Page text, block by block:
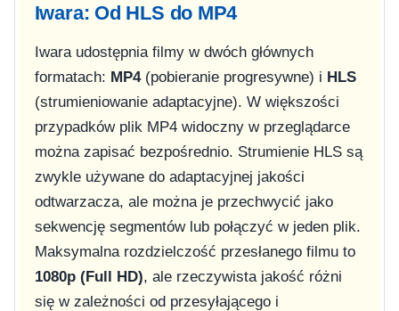
Iwara: Od HLS do MP4
Iwara udostępnia filmy w dwóch głównych
formatach: MP4(pobieranie progresywne) i HLS
(strumieniowanie adaptacyjne). W większości
przypadków plik MP4 widoczny w przeglądarce
można zapisać bezpośrednio. Strumienie HLS są
zwykle używane do adaptacyjnej jakości
odtwarzacza, ale można je przechwycić jako
sekwencję segmentów lub połączyć w jeden plik.
Maksymalna rozdzielczość przesłanego filmu to
1080p (Full HD), ale rzeczywista jakość różni
się w zależności od przesyłającego i